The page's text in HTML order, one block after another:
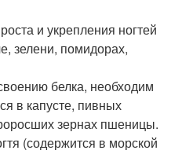
и укрепления ногтей
зелени, помидорах,
белка, необходим
в капусте, пивных
зернах пшеницы.
(содержится в морской